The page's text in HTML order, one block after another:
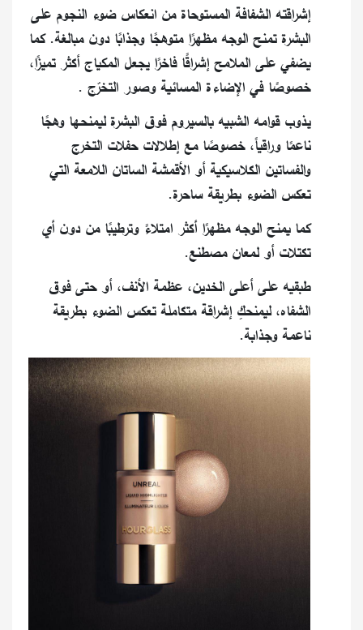
إشراقته الشفافة المستوحاة من انعكاس ضوء النجوم على
البشرة تمنح الوجه مظهرًا متوهجًا وجذابًا دون مبالغة. كما
يضفي على الملامح إشراقًا فاخرًا يجعل المكياج أكثر تميزًا،
خصوصًا في الإضاءة المسائية وصور التخرّج .
يذوب قوامه الشبيه بالسيروم فوق البشرة ليمنحها وهجًا
ناعمًا وراقياً، خصوصًا مع إطلالات حفلات التخرج
والفساتين الكلاسيكية أو الأقمشة الساتان اللامعة التي
تعكس الضوء بطريقة ساحرة.
كما يمنح الوجه مظهرًا أكثر امتلاءً وترطيبًا من دون أي
تكتلات أو لمعان مصطنع.
طبقيه على أعلى الخدين، عظمة الأنف، أو حتى فوق
الشفاه، ليمنحكِ إشراقة متكاملة تعكس الضوء بطريقة
ناعمة وجذابة.